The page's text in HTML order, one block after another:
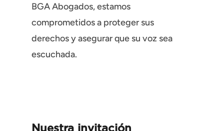
BGA Abogados, estamos
comprometidos a proteger sus
derechos y asegurar que su voz sea
escuchada.
Nuestra invitación